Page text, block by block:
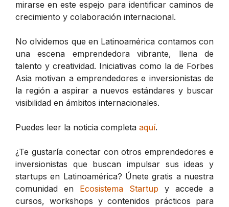
mirarse en este espejo para identificar caminos de
crecimiento y colaboración internacional.
No olvidemos que en Latinoamérica contamos con
una escena emprendedora vibrante, llena de
talento y creatividad. Iniciativas como la de Forbes
Asia motivan a emprendedores e inversionistas de
la región a aspirar a nuevos estándares y buscar
visibilidad en ámbitos internacionales.
Puedes leer la noticia completa aquí.
¿Te gustaría conectar con otros emprendedores e
inversionistas que buscan impulsar sus ideas y
startups en Latinoamérica? Únete gratis a nuestra
comunidad en Ecosistema Startup y accede a
cursos, workshops y contenidos prácticos para